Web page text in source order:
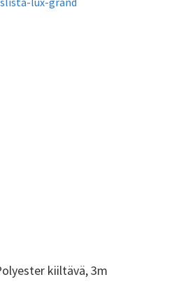
kiiltävä, 3m
kiiltävä, 3m